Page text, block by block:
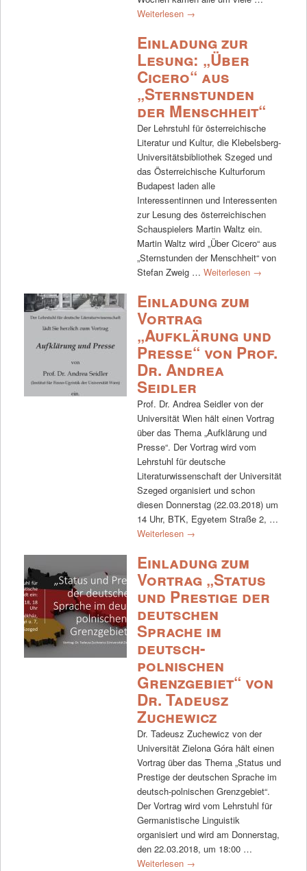
Weiterlesen →
Einladung zur
Lesung: „Über
Cicero“ aus
„Sternstunden
der Menschheit“
Der Lehrstuhl für österreichische
Literatur und Kultur, die Klebelsberg-
Universitätsbibliothek Szeged und
das Österreichische Kulturforum
Budapest laden alle
Interessentinnen und Interessenten
zur Lesung des österreichischen
Schauspielers Martin Waltz ein.
Martin Waltz wird „Über Cicero“ aus
„Sternstunden der Menschheit“ von
Stefan Zweig … Weiterlesen →
Einladung zum
Vortrag
„Aufklärung und
Presse“ von Prof.
Dr. Andrea
Seidler
Prof. Dr. Andrea Seidler von der
Universität Wien hält einen Vortrag
über das Thema „Aufklärung und
Presse“. Der Vortrag wird vom
Lehrstuhl für deutsche
Literaturwissenschaft der Universität
Szeged organisiert und schon
diesen Donnerstag (22.03.2018) um
14 Uhr, BTK, Egyetem Straße 2, …
Weiterlesen →
Einladung zum
Vortrag „Status
und Prestige der
deutschen
Sprache im
deutsch-
polnischen
Grenzgebiet“ von
Dr. Tadeusz
Zuchewicz
Dr. Tadeusz Zuchewicz von der
Universität Zielona Góra hält einen
Vortrag über das Thema „Status und
Prestige der deutschen Sprache im
deutsch-polnischen Grenzgebiet“.
Der Vortrag wird vom Lehrstuhl für
Germanistische Linguistik
organisiert und wird am Donnerstag,
den 22.03.2018, um 18:00 …
Weiterlesen →